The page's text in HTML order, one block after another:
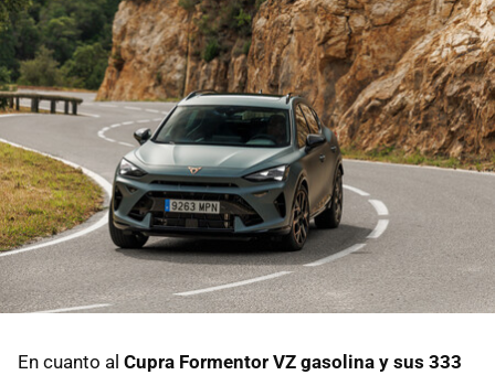
En cuanto al Cupra Formentor VZ gasolina y sus 333